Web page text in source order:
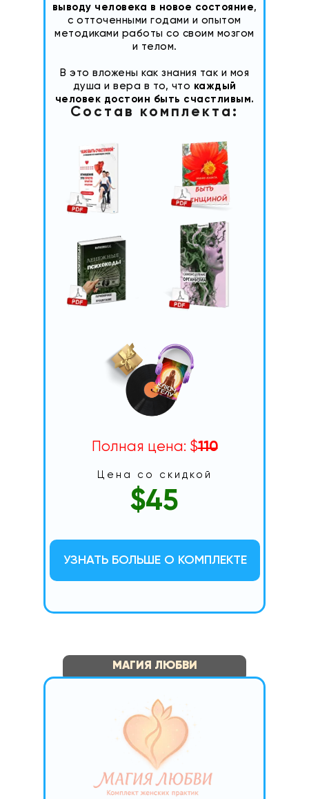
Состав комплекта:
выводу человека в новое состояние,
с отточенными годами и опытом
методиками работы со своим мозгом
и телом.
В это вложены как знания так и моя
душа и вера в то, что каждый
человек достоин быть счастливым.
УЗНАТЬ БОЛЬШЕ О КОМПЛЕКТЕ
$45
Цена со скидкой
Полная цена: $110
МАГИЯ ЛЮБВИ